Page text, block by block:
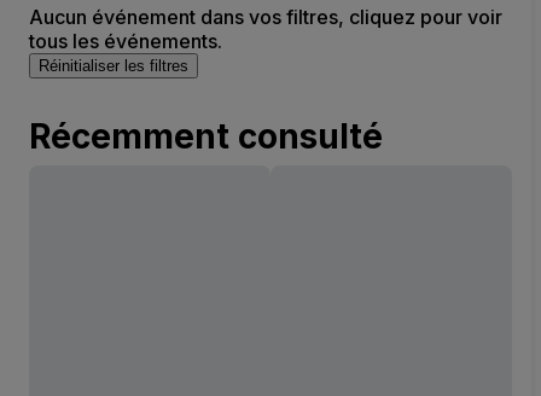
Aucun événement dans vos filtres, cliquez pour voir
tous les événements.
Réinitialiser les filtres
Récemment consulté